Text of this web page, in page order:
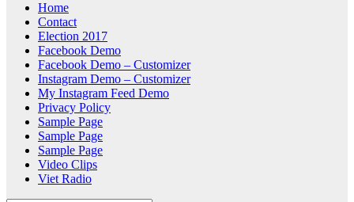
Home
Contact
Election 2017
Facebook Demo
Facebook Demo – Customizer
Instagram Demo – Customizer
My Instagram Feed Demo
Privacy Policy
Sample Page
Sample Page
Sample Page
Video Clips
Viet Radio